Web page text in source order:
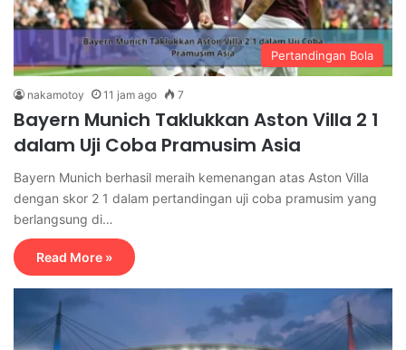
Pertandingan Bola
nakamotoy 11 jam ago 7
Bayern Munich Taklukkan Aston Villa 2 1
dalam Uji Coba Pramusim Asia
Bayern Munich berhasil meraih kemenangan atas Aston Villa
dengan skor 2 1 dalam pertandingan uji coba pramusim yang
berlangsung di…
Read More »